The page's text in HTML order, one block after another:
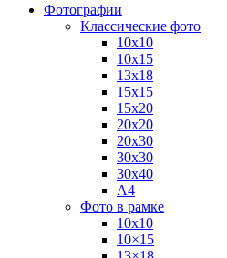
Фотографии
Классические фото
10х10
10х15
13х18
15х15
15х20
20х20
20х30
30х30
30х40
А4
Фото в рамке
10х10
10×15